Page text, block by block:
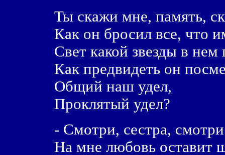
Ты скажи мне, память,
Как он бросил все, что
Свет какой звезды в нем
Как предвидеть он
Общий наш удел,
Проклятый удел?
- Смотри, сестра,
На мне любовь оставит